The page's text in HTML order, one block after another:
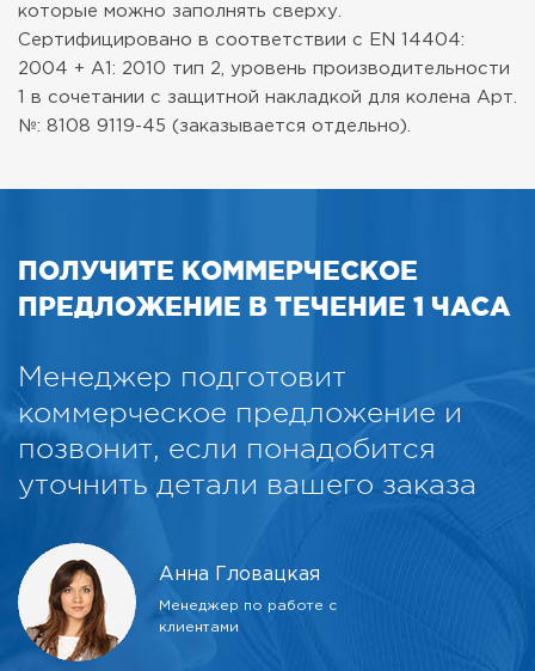
которые можно заполнять сверху.
Сертифицировано в соответствии с EN 14404:
2004 + A1: 2010 тип 2, уровень производительности
1 в сочетании с защитной накладкой для колена Арт.
№: 8108 9119-45 (заказывается отдельно).
ПОЛУЧИТЕ КОММЕРЧЕСКОЕ
ПРЕДЛОЖЕНИЕ В ТЕЧЕНИЕ 1 ЧАСА
Менеджер подготовит
коммерческое предложение и
позвонит, если понадобится
уточнить детали вашего заказа
Анна Гловацкая
Менеджер по работе с
клиентами